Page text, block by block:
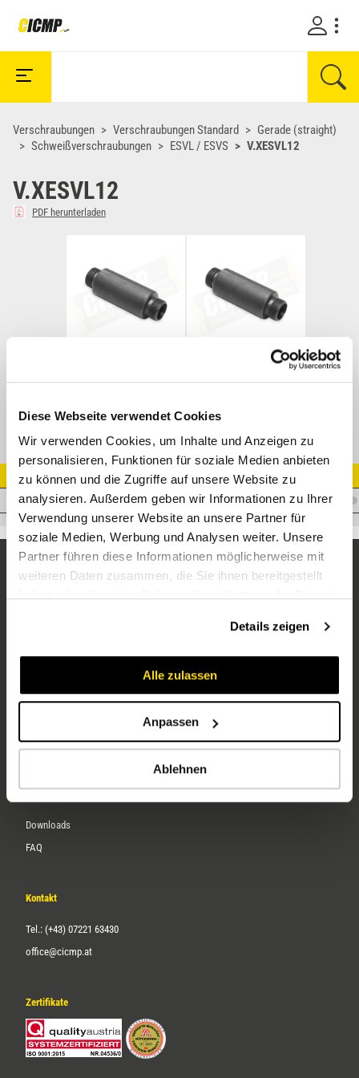
Diese Webseite verwendet Cookies
Wir verwenden Cookies, um Inhalte und Anzeigen zu
personalisieren, Funktionen für soziale Medien anbieten
zu können und die Zugriffe auf unsere Website zu
analysieren. Außerdem geben wir Informationen zu Ihrer
Verwendung unserer Website an unsere Partner für
soziale Medien, Werbung und Analysen weiter. Unsere
Partner führen diese Informationen möglicherweise mit
weiteren Daten zusammen, die Sie ihnen bereitgestellt
Details zeigen
Alle zulassen
Anpassen
Ablehnen
Verschraubungen Verschraubungen Standard
Gerade (straight)
Schweißverschraubungen
ESVL / ESVS V.XESVL12
V.XESVL12
PDF herunterladen
Artikel Nr.
V.XESVL12
Karriere
Downloads
FAQ
Kontakt
Tel.: (+43) 07221 63430
office@cicmp.at
Zertifikate